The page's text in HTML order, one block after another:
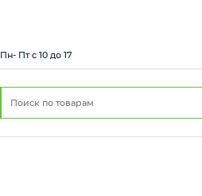
Пн- Пт с 10 до 17